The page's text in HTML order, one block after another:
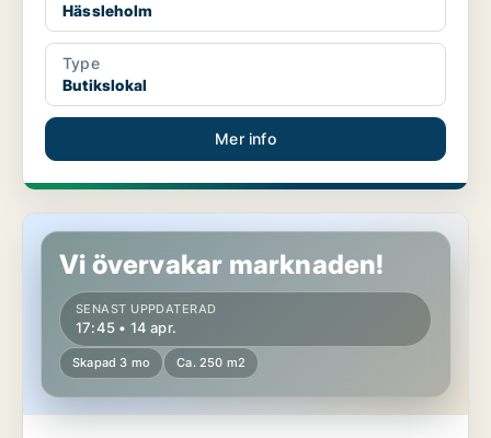
Hässleholm
Type
Butikslokal
Mer info
Butikslokal i Västerås
Vi övervakar marknaden!
SENAST UPPDATERAD
17:45 • 14 apr.
Skapad 3 mo Ca. 250 m2